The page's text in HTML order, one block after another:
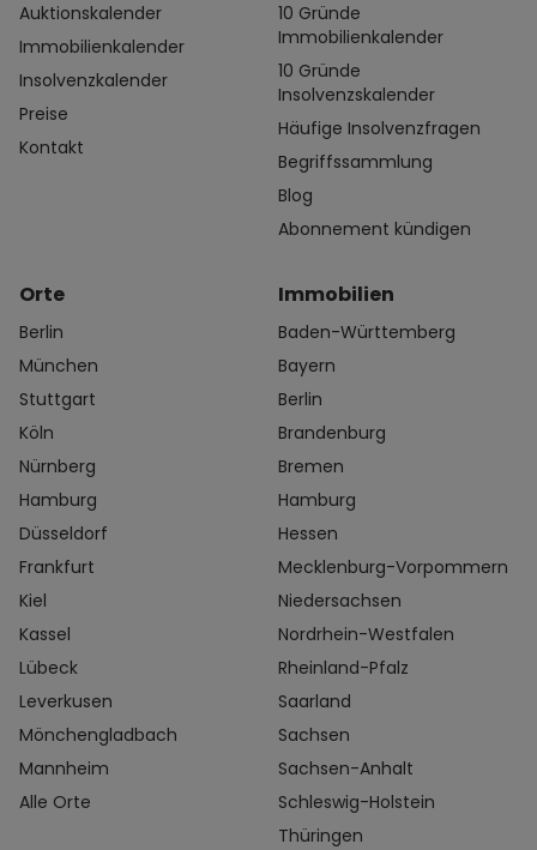
Auktionskalender
Immobilienkalender
Insolvenzkalender
Preise
Kontakt
10 Gründe
Immobilienkalender
10 Gründe
Insolvenzskalender
Häufige Insolvenzfragen
Begriffssammlung
Blog
Abonnement kündigen
Orte
Berlin
München
Stuttgart
Köln
Nürnberg
Hamburg
Düsseldorf
Frankfurt
Kiel
Kassel
Lübeck
Leverkusen
Mönchengladbach
Mannheim
Alle Orte
Immobilien
Baden-Württemberg
Bayern
Berlin
Brandenburg
Bremen
Hamburg
Hessen
Mecklenburg-Vorpommern
Niedersachsen
Nordrhein-Westfalen
Rheinland-Pfalz
Saarland
Sachsen
Sachsen-Anhalt
Schleswig-Holstein
Thüringen